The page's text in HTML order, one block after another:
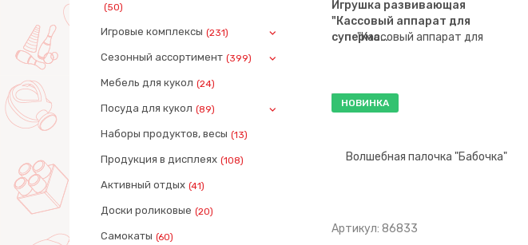
(50)
Игровые комплексы (231)
Сезонный ассортимент (399)
Мебель для кукол (24)
Посуда для кукол (89)
Наборы продуктов, весы (13)
Продукция в дисплеях (108)
Активный отдых (41)
Доски роликовые (20)
Самокаты (60)
Игрушка развивающая
"Кассовый аппарат для
суперма…
НОВИНКА
Артикул: 86833